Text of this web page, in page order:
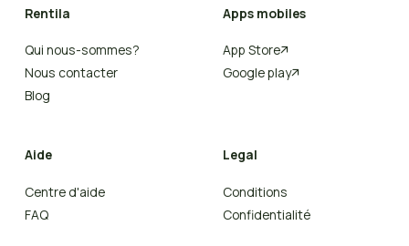
Rentila
Qui nous-sommes?
Nous contacter
Blog
Apps mobiles
App Store
Google play
Aide
Centre d'aide
FAQ
Legal
Conditions
Confidentialité